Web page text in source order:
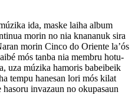
ida, maske laiha album
morin no nia knananuk sira
morin Cinco do Oriente la’ós
mós tanba nia membru hotu-
uza múzika hamoris babeibeik
tempu hanesan lori mós kilat
invazaun no okupasaun